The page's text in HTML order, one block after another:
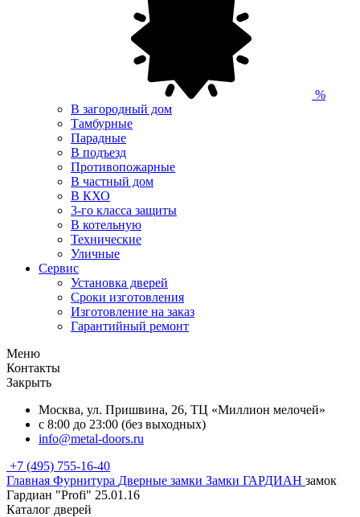
%
В загородный дом
Тамбурные
Парадные
В подъезд
Противопожарные
В частный дом
В КХО
3-го класса защиты
В котельную
Технические
Уличные
Сервис
Установка дверей
Сроки изготовления
Изготовление на заказ
Гарантийный ремонт
Меню
Контакты
Закрыть
Москва, ул. Пришвина, 26, ТЦ «Миллион мелочей»
с 8:00 до 23:00 (без выходных)
info@metal-doors.ru
+7 (495) 755-16-40
Главная Фурнитура Дверные замки Замки ГАРДИАН замок
Гардиан "Profi" 25.01.16
Каталог дверей